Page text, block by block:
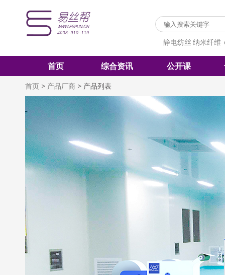
静电纺丝 纳米纤维
首页 综合资讯 公开课
首页 > 产品厂商 > 产品列表